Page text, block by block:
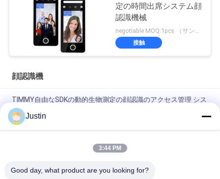
定の時間出席システム顔
認識機械
negotiable MOQ:1pcs （サンプル）
接触
顔認識機
TIMMY自由なSDKの動的生物測定の顔認識のアクセス管理 シス
テム
動的5.0インチの顔認識はRoHSの時間出席のアクセス管理 シス
ス管理 システム
Justin
3:44 PM
Good day, what product are you looking for?